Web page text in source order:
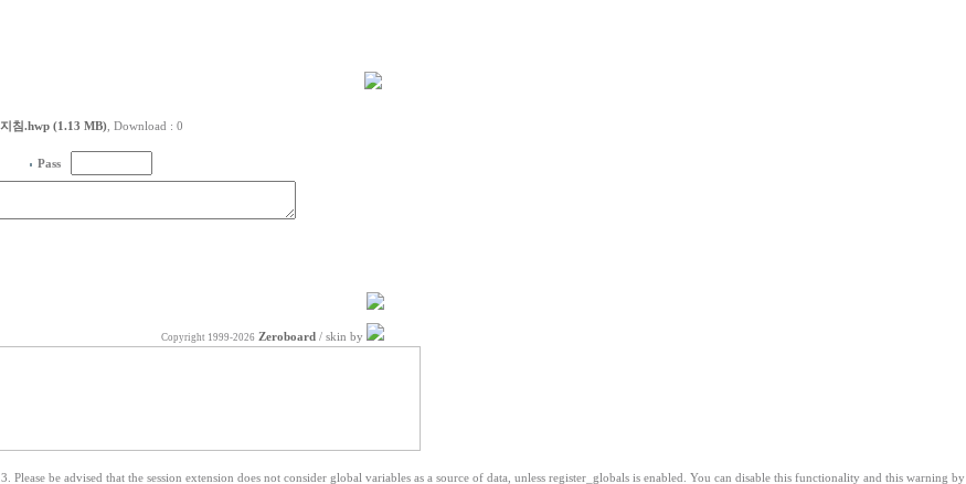
침.hwp (1.13 MB) , Download : 0
Pass
Copyright 1999-2026 Zeroboard / skin by
be advised that the session extension does not consider global variables as a source of data, unless register_globals is enabled. You can disable this functionality and this warning by